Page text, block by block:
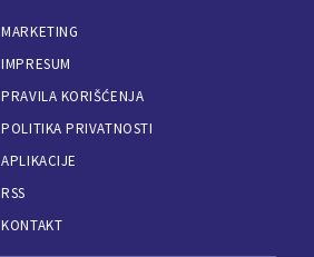
MARKETING
IMPRESUM
PRAVILA KORIŠĆENJA
POLITIKA PRIVATNOSTI
APLIKACIJE
RSS
KONTAKT